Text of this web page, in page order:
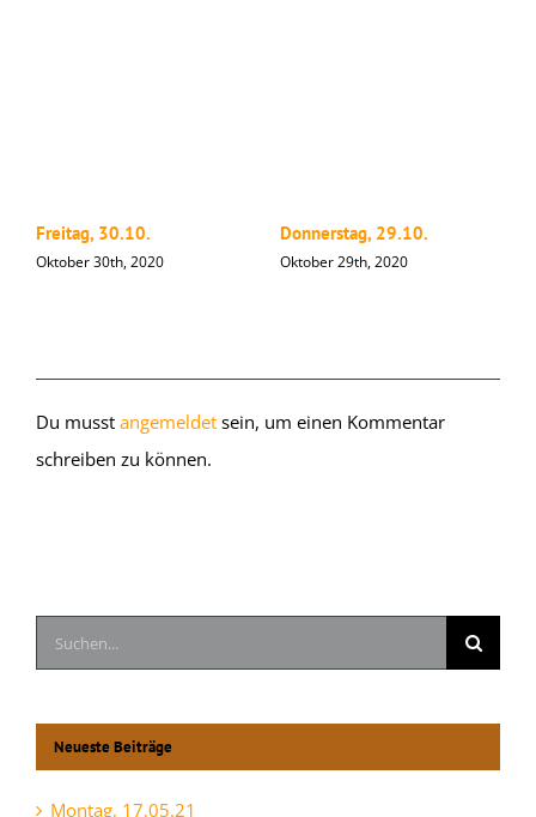
Freitag, 30.10.
Oktober 30th, 2020
Donnerstag, 29.10.
Oktober 29th, 2020
Du musst angemeldet sein, um einen Kommentar
schreiben zu können.
Suche
nach:
Neueste Beiträge
Montag, 17.05.21